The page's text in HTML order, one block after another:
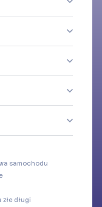
samochodu
złe długi